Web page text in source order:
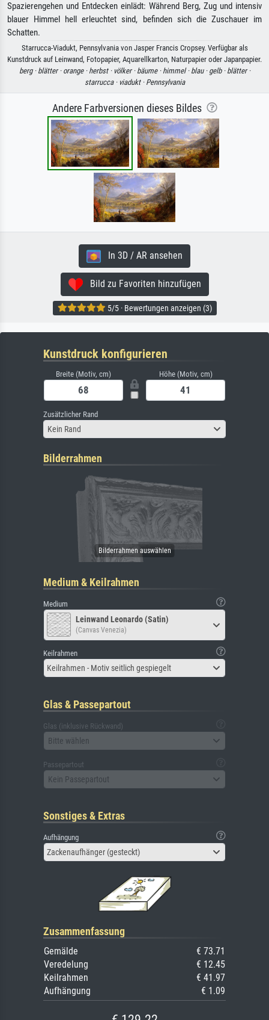
Spazierengehen und Entdecken einlädt: Während Berg, Zug und intensiv
blauer Himmel hell erleuchtet sind, befinden sich die Zuschauer im
Schatten.
Starrucca-Viadukt, Pennsylvania von Jasper Francis Cropsey. Verfügbar als
Kunstdruck auf Leinwand, Fotopapier, Aquarellkarton, Naturpapier oder Japanpapier.
berg · blätter · orange · herbst · völker · bäume · himmel · blau · gelb · blätter ·
starrucca · viadukt · Pennsylvania
Andere Farbversionen dieses Bildes
In 3D / AR ansehen
Bild zu Favoriten hinzufügen
5/5 · Bewertungen anzeigen (3)
Kunstdruck konfigurieren
Breite (Motiv, cm) Höhe (Motiv, cm)
Zusätzlicher Rand
Kein Rand
Bilderrahmen
Medium & Keilrahmen
Medium
Leinwand Leonardo (Satin)
(Canvas Venezia)
Keilrahmen
Keilrahmen - Motiv seitlich gespiegelt
Glas & Passepartout
Glas (inklusive Rückwand)
Bitte wählen
Passepartout
Kein Passepartout
Sonstiges & Extras
Aufhängung
Zackenaufhänger (gesteckt)
Zusammenfassung
Gemälde
€ 73.71
Veredelung
€ 12.45
Keilrahmen
€ 41.97
Aufhängung
€ 1.09